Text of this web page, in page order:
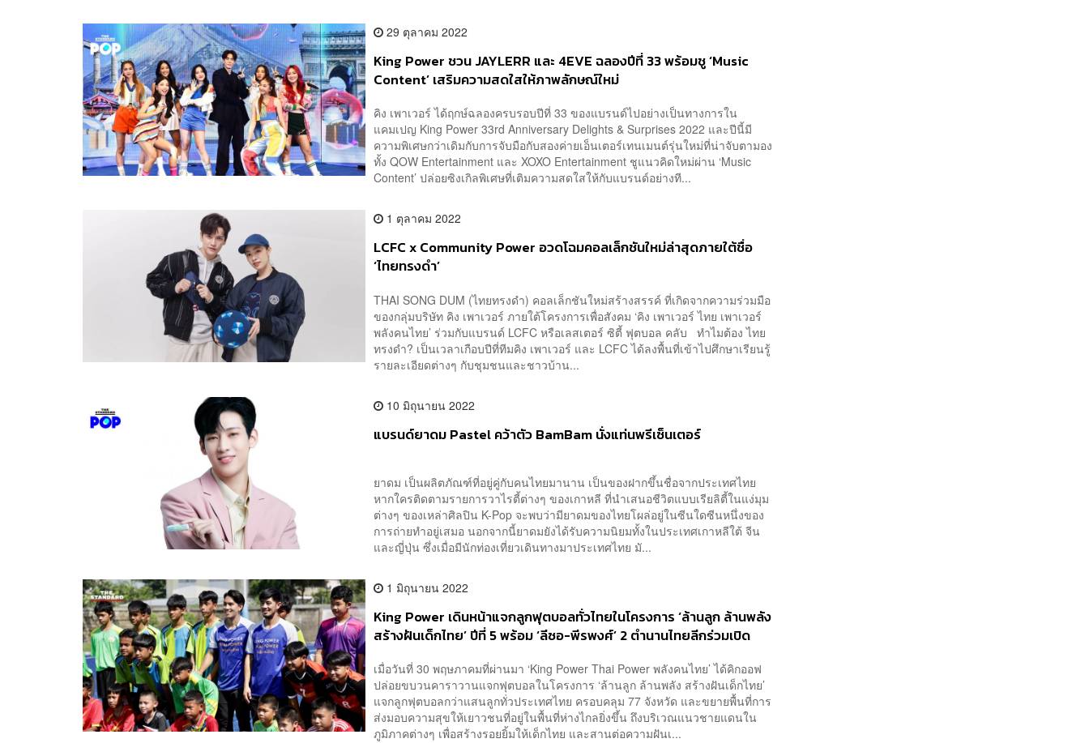
29 ตุลาคม 2022
King Power ชวน JAYLERR และ 4EVE ฉลองปีที่ 33 พร้อมชู ‘Music
Content’ เสริมความสดใสให้ภาพลักษณ์ใหม่
คิง เพาเวอร์ ได้ฤกษ์ฉลองครบรอบปีที่ 33 ของแบรนด์ไปอย่างเป็นทางการใน
แคมเปญ King Power 33rd Anniversary Delights & Surprises 2022 และปีนี้มี
ความพิเศษกว่าเดิมกับการจับมือกับสองค่ายเอ็นเตอร์เทนเมนต์รุ่นใหม่ที่น่าจับตามอง
ทั้ง QOW Entertainment และ XOXO Entertainment ชูแนวคิดใหม่ผ่าน ‘Music
Content’ ปล่อยซิงเกิลพิเศษที่เติมความสดใสให้กับแบรนด์อย่างที...
1 ตุลาคม 2022
LCFC x Community Power อวดโฉมคอลเล็กชันใหม่ล่าสุดภายใต้ชื่อ
‘ไทยทรงดำ’
THAI SONG DUM (ไทยทรงดำ) คอลเล็กชันใหม่สร้างสรรค์ ที่เกิดจากความร่วมมือ
ของกลุ่มบริษัท คิง เพาเวอร์ ภายใต้โครงการเพื่อสังคม ‘คิง เพาเวอร์ ไทย เพาเวอร์
พลังคนไทย’ ร่วมกับแบรนด์ LCFC หรือเลสเตอร์ ซิตี้ ฟุตบอล คลับ ทำไมต้อง ไทย
ทรงดำ? เป็นเวลาเกือบปีที่ทีมคิง เพาเวอร์ และ LCFC ได้ลงพื้นที่เข้าไปศึกษาเรียนรู้
รายละเอียดต่างๆ กับชุมชนและชาวบ้าน...
10 มิถุนายน 2022
แบรนด์ยาดม Pastel คว้าตัว BamBam นั่งแท่นพรีเซ็นเตอร์
ยาดม เป็นผลิตภัณฑ์ที่อยู่คู่กับคนไทยมานาน เป็นของฝากขึ้นชื่อจากประเทศไทย
หากใครติดตามรายการวาไรตี้ต่างๆ ของเกาหลี ที่นำเสนอชีวิตแบบเรียลิตี้ในแง่มุม
ต่างๆ ของเหล่าศิลปิน K-Pop จะพบว่ามียาดมของไทยโผล่อยู่ในซีนใดซีนหนึ่งของ
การถ่ายทำอยู่เสมอ นอกจากนี้ยาดมยังได้รับความนิยมทั้งในประเทศเกาหลีใต้ จีน
และญี่ปุ่น ซึ่งเมื่อมีนักท่องเที่ยวเดินทางมาประเทศไทย มั...
1 มิถุนายน 2022
King Power เดินหน้าแจกลูกฟุตบอลทั่วไทยในโครงการ ‘ล้านลูก ล้านพลัง
สร้างฝันเด็กไทย’ ปีที่ 5 พร้อม ‘ลีซอ-พีรพงศ์’ 2 ตำนานไทยลีกร่วมเปิด
เมื่อวันที่ 30 พฤษภาคมที่ผ่านมา ‘King Power Thai Power พลังคนไทย’ ได้คิกออฟ
ปล่อยขบวนคาราวานแจกฟุตบอลในโครงการ ‘ล้านลูก ล้านพลัง สร้างฝันเด็กไทย’
แจกลูกฟุตบอลกว่าแสนลูกทั่วประเทศไทย ครอบคลุม 77 จังหวัด และขยายพื้นที่การ
ส่งมอบความสุขให้เยาวชนที่อยู่ในพื้นที่ห่างไกลยิ่งขึ้น ถึงบริเวณแนวชายแดนใน
ภูมิภาคต่างๆ เพื่อสร้างรอยยิ้มให้เด็กไทย และสานต่อความฝันเ...